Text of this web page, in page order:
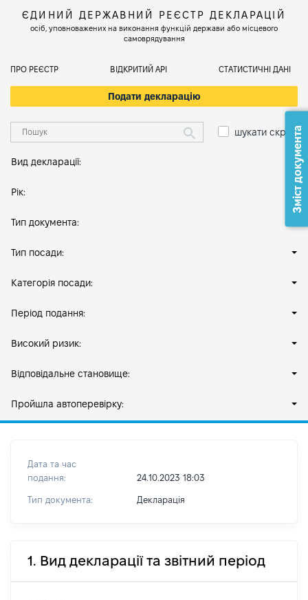
ЄДИНИЙ ДЕРЖАВНИЙ РЕЄСТР ДЕКЛАРАЦІЙ
осіб, уповноважених на виконання функцій держави або місцевого
самоврядування
ПРО РЕЄСТР ВІДКРИТИЙ АРІ СТАТИСТИЧНІ ДАНІ
Подати декларацію
шукати скрізь
Вид декларації:
Рік:
Тип документа:
Тип посади:
Категорія посади:
Період подання:
Високий ризик:
Відповідальне становище:
Пройшла автоперевірку:
Дата та час
подання:
24.10.2023 18:03
Тип документа: Декларація
1. Вид декларації та звітний період
Зміст документа